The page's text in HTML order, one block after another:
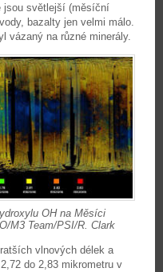
jsou světlejší (měsíční
bazalty jen velmi málo.
vázaný na různé minerály.
OH na Měsíci
M3 Team/PSI/R. Clark
vlnových délek a
do 2,83 mikrometru v